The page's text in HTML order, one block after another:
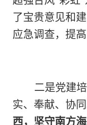
了宝贵意见和
应急调查，提
二是党建
实、奉献、协
西，坚守南方